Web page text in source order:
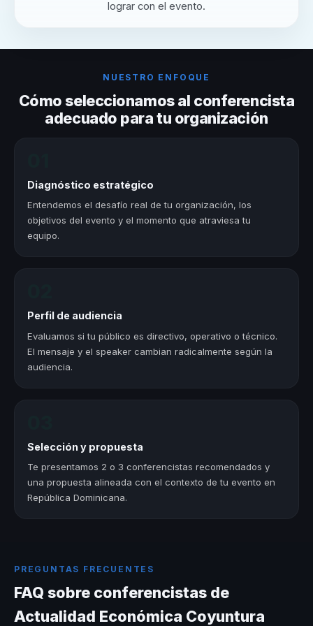
lograr con el evento.
NUESTRO ENFOQUE
Cómo seleccionamos al conferencista
adecuado para tu organización
Diagnóstico estratégico
Entendemos el desafío real de tu organización, los
objetivos del evento y el momento que atraviesa tu
equipo.
Perfil de audiencia
Evaluamos si tu público es directivo, operativo o técnico.
El mensaje y el speaker cambian radicalmente según la
audiencia.
Selección y propuesta
Te presentamos 2 o 3 conferencistas recomendados y
una propuesta alineada con el contexto de tu evento en
República Dominicana.
PREGUNTAS FRECUENTES
FAQ sobre conferencistas de
Actualidad Económica Coyuntura